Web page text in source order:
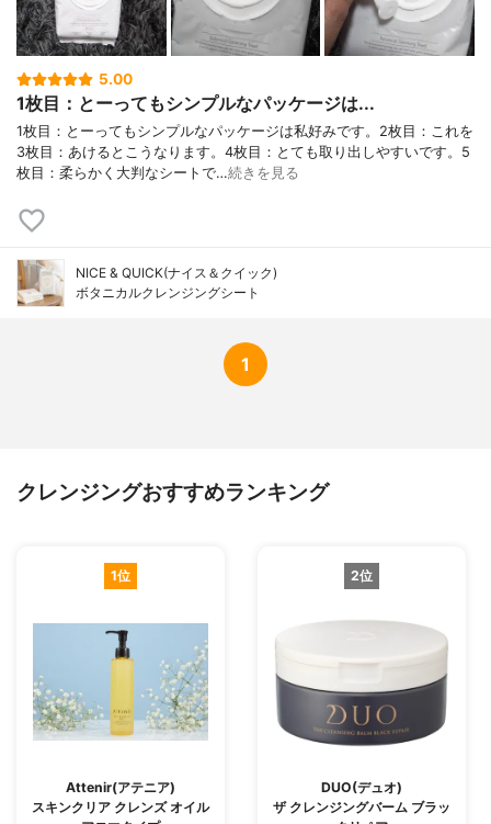
5.00
1枚目：とーってもシンプルなパッケージは...
1枚目：とーってもシンプルなパッケージは私好みです。2枚目：これを
3枚目：あけるとこうなります。4枚目：とても取り出しやすいです。5
枚目：柔らかく大判なシートで…続きを見る
NICE & QUICK(ナイス＆クイック)
ボタニカルクレンジングシート
1
クレンジングおすすめランキング
1位
Attenir(アテニア)
スキンクリア クレンズ オイル
2位
DUO(デュオ)
ザ クレンジングバーム ブラッ